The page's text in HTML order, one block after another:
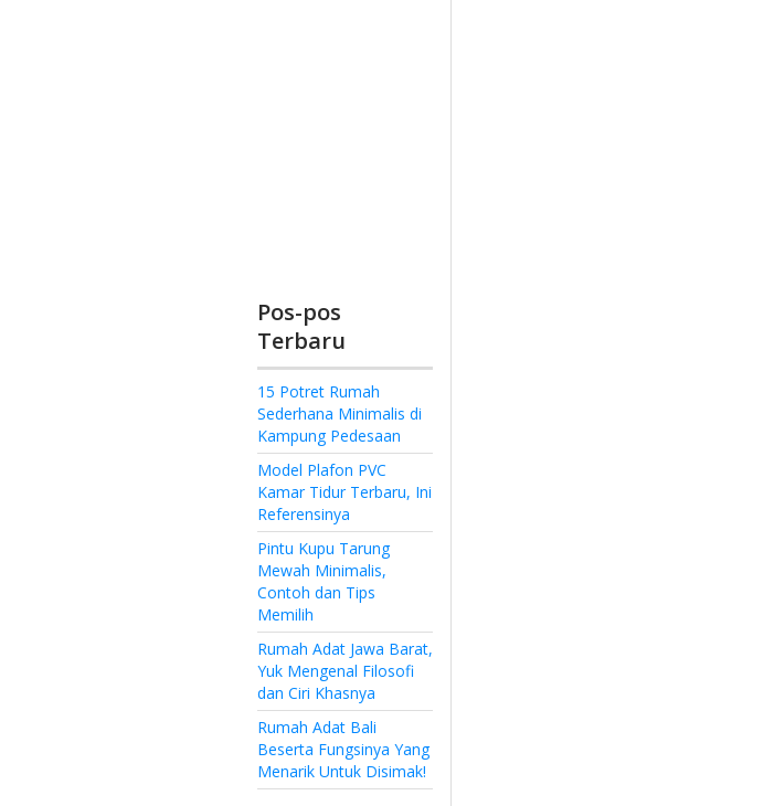
Pos-pos
Terbaru
15 Potret Rumah
Sederhana Minimalis di
Kampung Pedesaan
Model Plafon PVC
Kamar Tidur Terbaru, Ini
Referensinya
Pintu Kupu Tarung
Mewah Minimalis,
Contoh dan Tips
Memilih
Rumah Adat Jawa Barat,
Yuk Mengenal Filosofi
dan Ciri Khasnya
Rumah Adat Bali
Beserta Fungsinya Yang
Menarik Untuk Disimak!